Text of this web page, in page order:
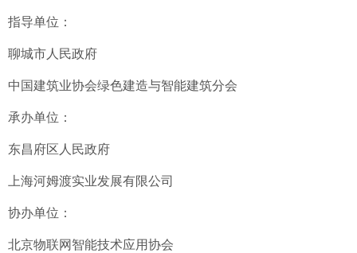
指导单位：
聊城市人民政府
中国建筑业协会绿色建造与智能建筑分会
承办单位：
东昌府区人民政府
上海河姆渡实业发展有限公司
协办单位：
北京物联网智能技术应用协会